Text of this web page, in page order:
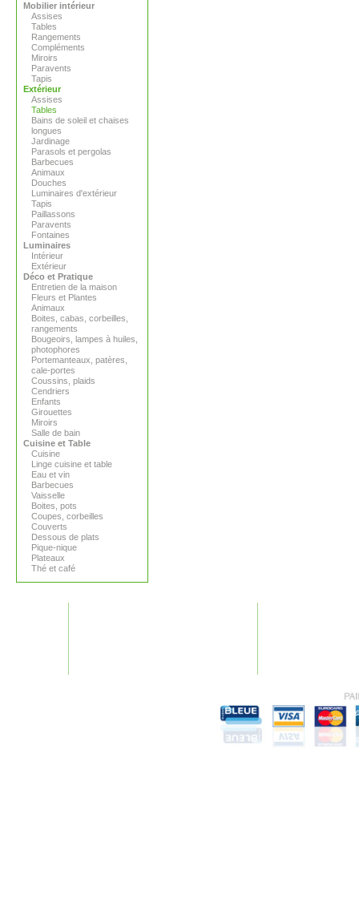
Mobilier intérieur
Assises
Tables
Rangements
Compléments
Miroirs
Paravents
Tapis
Extérieur
Assises
Tables
Bains de soleil et chaises
longues
Jardinage
Parasols et pergolas
Barbecues
Animaux
Douches
Luminaires d'extérieur
Tapis
Paillassons
Paravents
Fontaines
Luminaires
Intérieur
Extérieur
Déco et Pratique
Entretien de la maison
Fleurs et Plantes
Animaux
Boites, cabas, corbeilles,
rangements
Bougeoirs, lampes à huiles,
photophores
Portemanteaux, patères,
cale-portes
Coussins, plaids
Cendriers
Enfants
Girouettes
Miroirs
Salle de bain
Cuisine et Table
Cuisine
Linge cuisine et table
Eau et vin
Barbecues
Vaisselle
Boites, pots
Coupes, corbeilles
Couverts
Dessous de plats
Pique-nique
Plateaux
Thé et café